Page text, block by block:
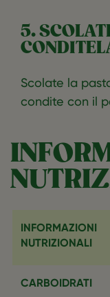
5.
Scolate la
condite con il
INFORMAZIONI
NUTRIZIONALI
CARBOIDRATI